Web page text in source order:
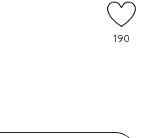
190